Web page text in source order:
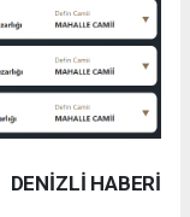
DENIZLI HABERİ